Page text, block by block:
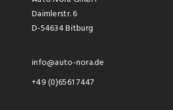
Daimlerstr. 6
D-54634 Bitburg
info@auto-nora.de
+49 (0)6561 7447